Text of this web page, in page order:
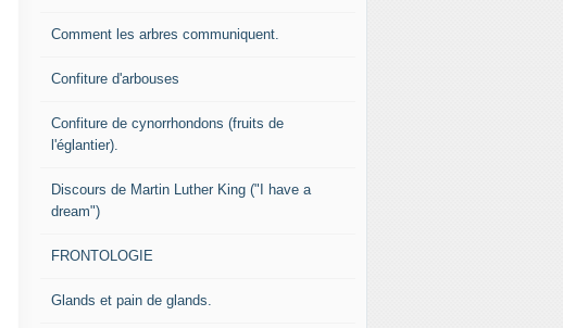
Comment les arbres communiquent.
Confiture d'arbouses
Confiture de cynorrhondons (fruits de
l'églantier).
Discours de Martin Luther King ("I have a
dream")
FRONTOLOGIE
Glands et pain de glands.